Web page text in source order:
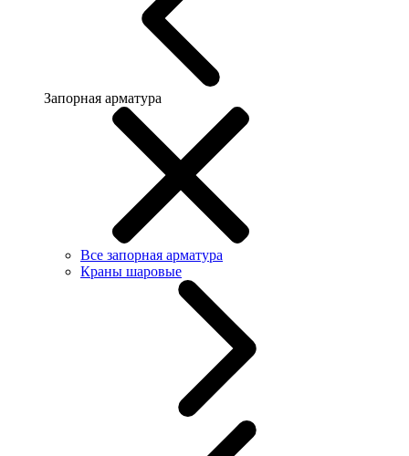
Запорная арматура
Все запорная арматура
Краны шаровые